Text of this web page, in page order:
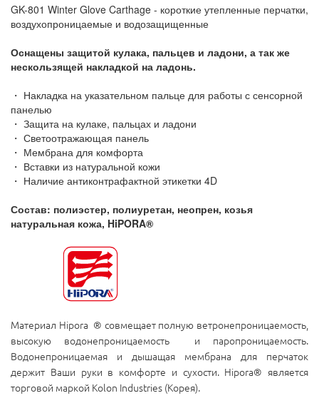
GK-801 Winter Glove Carthage - короткие утепленные перчатки,
воздухопроницаемые и водозащищенные
Оснащены защитой кулака, пальцев и ладони, а так же
нескользящей накладкой на ладонь.
・ Накладка на указательном пальце для работы с сенсорной
панелью
・ Защита на кулаке, пальцах и ладони
・ Светоотражающая панель
・ Мембрана для комфорта
・ Вставки из натуральной кожи
・ Наличие антиконтрафактной этикетки 4D
Состав: полиэстер, полиуретан, неопрен, козья
натуральная кожа, HiPORA®
Материал Hipora ® совмещает полную ветронепроницаемость,
высокую водонепроницаемость и паропроницаемость.
Водонепроницаемая и дышащая мембрана для перчаток
держит Ваши руки в комфорте и сухости. Hipora® является
торговой маркой Kolon Industries (Корея).